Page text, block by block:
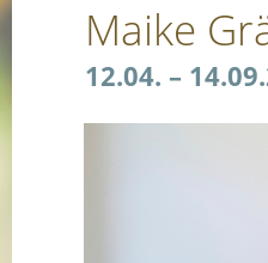
Maike
12.04. –